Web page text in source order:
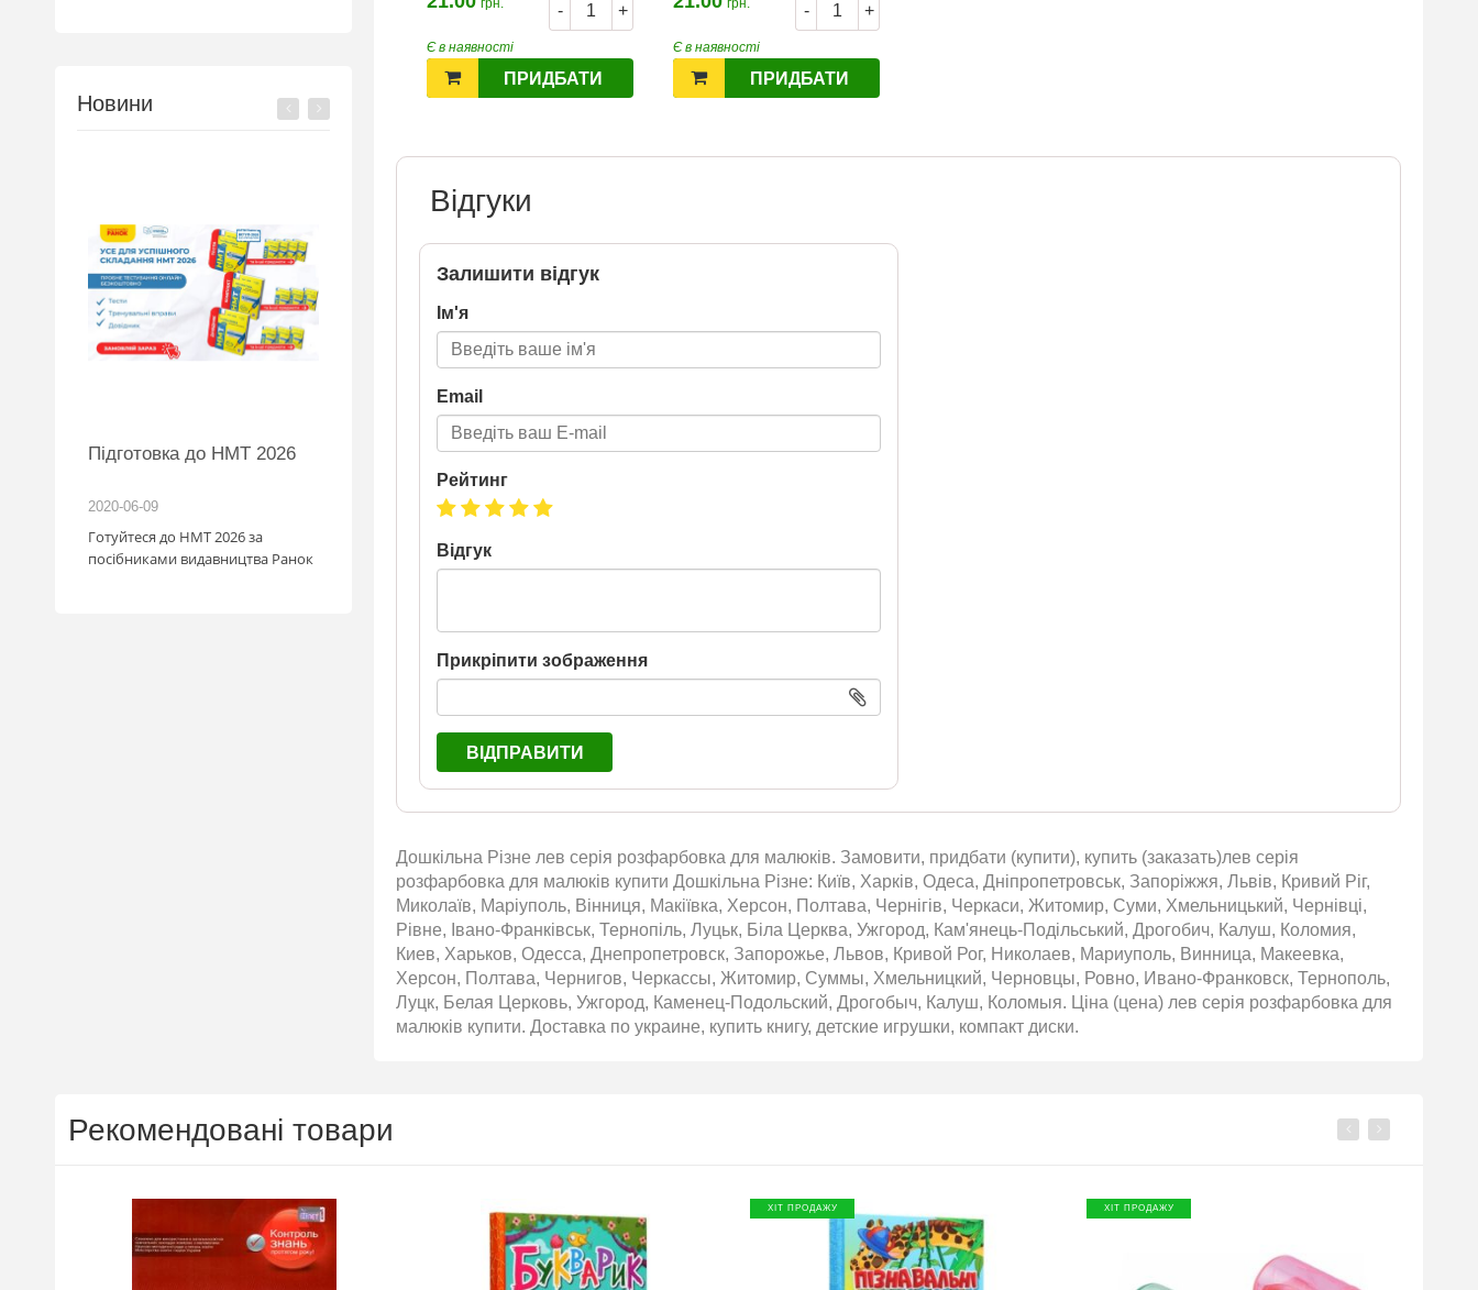
Новини
Підготовка до НМТ 2026
2020-06-09
Готуйтеся до НМТ 2026 за
посібниками видавництва Ранок
Нова пошта та BMW
Новою поштою і приймай
посилка = 1 шанс на виграш
Максимальна кількість шансів -
телефону Сторінка
- +
Є в наявності
ПРИДБАТИ
- +
Є в наявності
ПРИДБАТИ
Відгуки
Залишити відгук
Ім'я
Email
Рейтинг
Відгук
Прикріпити зображення
ВІДПРАВИТИ
Дошкільна Різне лев серія розфарбовка для малюків. Замовити, придбати (купити), купить (заказать)лев серія
розфарбовка для малюків купити Дошкільна Різне: Київ, Харків, Одеса, Дніпропетровськ, Запоріжжя, Львів, Кривий Ріг,
Миколаїв, Маріуполь, Вінниця, Макіївка, Херсон, Полтава, Чернігів, Черкаси, Житомир, Суми, Хмельницький, Чернівці,
Рівне, Івано-Франківськ, Тернопіль, Луцьк, Біла Церква, Ужгород, Кам'янець-Подільський, Дрогобич, Калуш, Коломия,
Киев, Харьков, Одесса, Днепропетровск, Запорожье, Львов, Кривой Рог, Николаев, Мариуполь, Винница, Макеевка,
Херсон, Полтава, Чернигов, Черкассы, Житомир, Суммы, Хмельницкий, Черновцы, Ровно, Ивано-Франковск, Тернополь,
Луцк, Белая Церковь, Ужгород, Каменец-Подольский, Дрогобыч, Калуш, Коломыя. Ціна (цена) лев серія розфарбовка для
малюків купити. Доставка по украине, купить книгу, детские игрушки, компакт диски.
Рекомендовані товари
ХІТ ПРОДАЖУ ХІТ ПРОДАЖУ